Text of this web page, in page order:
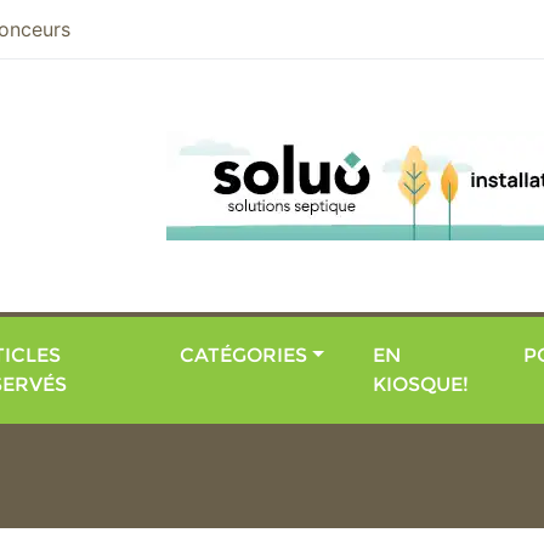
CATÉGORIES
EN
KIOSQUE!